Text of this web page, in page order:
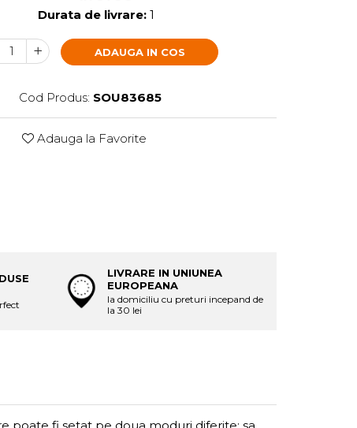
Durata de livrare: 1
ADAUGA IN COS
Cod Produs: SOU83685
Adauga la Favorite
LIVRARE IN UNIUNEA
EUROPEANA
la domiciliu cu preturi incepand de
la 30 lei